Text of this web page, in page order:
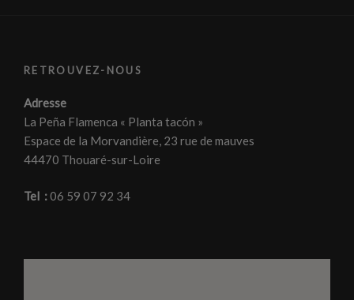
RETROUVEZ-NOUS
Adresse
La Peña Flamenca « Planta tacón »
Espace de la Morvandière, 23 rue de mauves
44470 Thouaré-sur-Loire
Tel :06 59 07 92 34